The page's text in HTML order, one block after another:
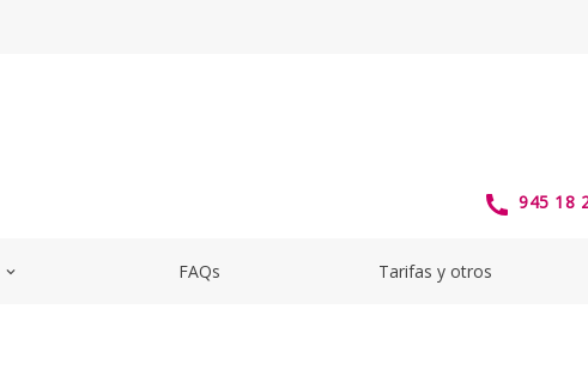
mascarillas transporte 945 18
expand_more FAQs Tarifas y otros